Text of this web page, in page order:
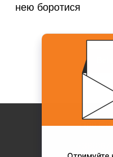
нею боротися
Всі
Про